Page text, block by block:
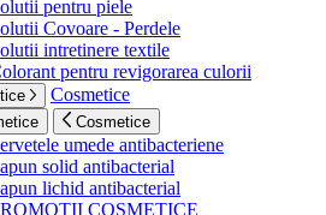
pentru piele
Covoare - Perdele
intretinere textile
pentru revigorarea culorii
Cosmetice
Cosmetice
umede antibacteriene
solid antibacterial
lichid antibacterial
COSMETICE